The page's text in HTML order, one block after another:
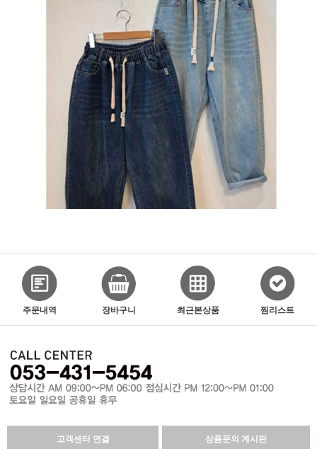
주문내역 장바구니 최근본상품 찜리스트
고객센터 연결 상품문의 게시판